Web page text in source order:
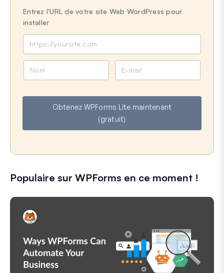
Entrez l'URL de votre site Web WordPress pour
installer
a
i
l
Obtenez WPForms Lite maintenant
(gratuit)
Populaire sur WPForms en ce moment !